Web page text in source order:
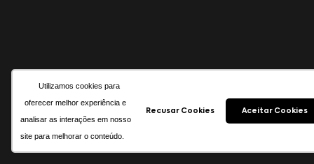
Utilizamos cookies para
oferecer melhor experiência e
analisar as interações em nosso
site para melhorar o conteúdo.
Recusar Cookies Aceitar Cookies